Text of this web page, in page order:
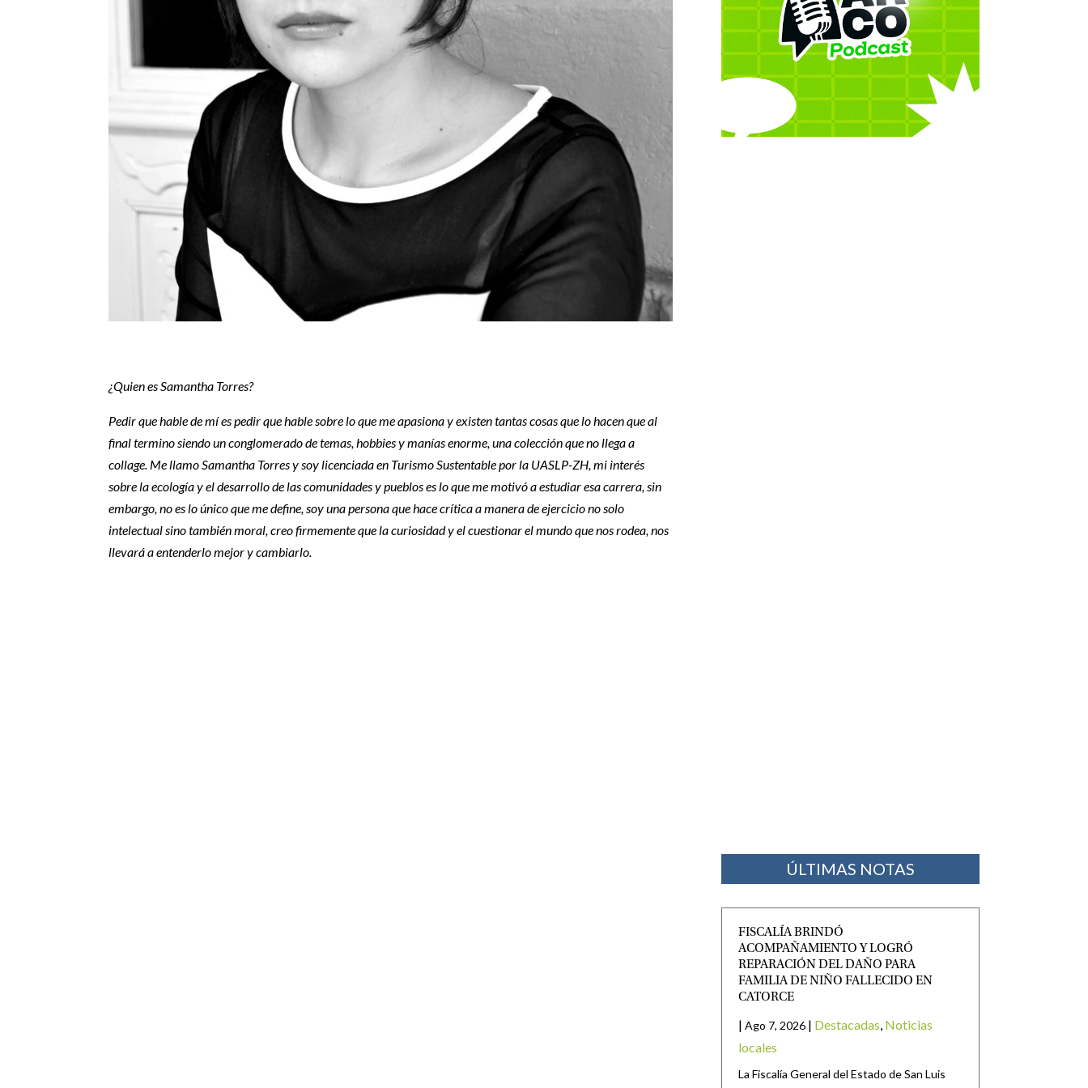
¿Quien es Samantha Torres?
Pedir que hable de mí es pedir que hable sobre lo que me apasiona y existen tantas cosas que lo hacen que al
final termino siendo un conglomerado de temas, hobbies y manías enorme, una colección que no llega a
collage. Me llamo Samantha Torres y soy licenciada en Turismo Sustentable por la UASLP-ZH, mi interés
sobre la ecología y el desarrollo de las comunidades y pueblos es lo que me motivó a estudiar esa carrera, sin
embargo, no es lo único que me define, soy una persona que hace crítica a manera de ejercicio no solo
intelectual sino también moral, creo firmemente que la curiosidad y el cuestionar el mundo que nos rodea, nos
llevará a entenderlo mejor y cambiarlo.
ÚLTIMAS NOTAS
FISCALÍA BRINDÓ
ACOMPAÑAMIENTO Y LOGRÓ
REPARACIÓN DEL DAÑO PARA
FAMILIA DE NIÑO FALLECIDO EN
CATORCE
| Ago 7, 2026 | Destacadas, Noticias
locales
La Fiscalía General del Estado de San Luis